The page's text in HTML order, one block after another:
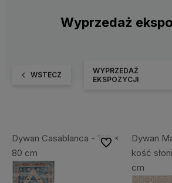
Wyprzedaż
WSTECZ
WYPRZEDAŻ
EKSPOZYCJI
Dywan Casablanca - 150 x
80 cm
Do ulubionych
Dywan
kość
cm